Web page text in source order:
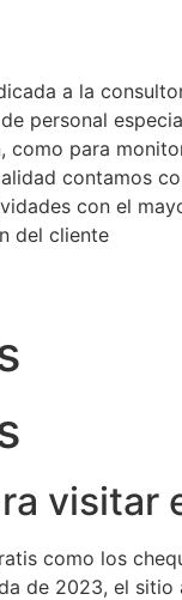
a la
personal
para
contamos
con el
del cliente
visitar
como los
de 2023, el